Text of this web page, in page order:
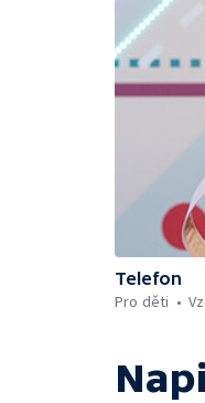
Telefon
Pro děti